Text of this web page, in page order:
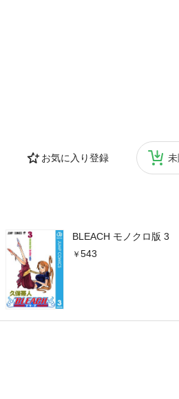
お気に入り登録
BLEACH モノクロ版 3
543